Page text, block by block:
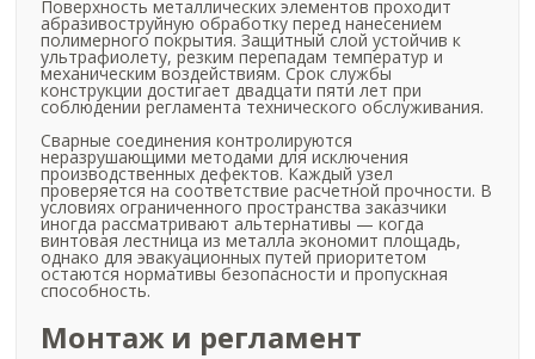
Поверхность металлических элементов проходит
абразивоструйную обработку перед нанесением
полимерного покрытия. Защитный слой устойчив к
ультрафиолету, резким перепадам температур и
механическим воздействиям. Срок службы
конструкции достигает двадцати пяти лет при
соблюдении регламента технического обслуживания.
Сварные соединения контролируются
неразрушающими методами для исключения
производственных дефектов. Каждый узел
проверяется на соответствие расчетной прочности. В
условиях ограниченного пространства заказчики
иногда рассматривают альтернативы — когда
винтовая лестница из металла экономит площадь,
однако для эвакуационных путей приоритетом
остаются нормативы безопасности и пропускная
способность.
Монтаж и регламент